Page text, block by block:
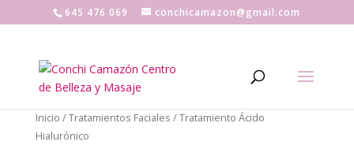
645 476 069 conchicamazon@gmail.com
Inicio /Tratamientos Faciales / Tratamiento Ácido
Hialurónico